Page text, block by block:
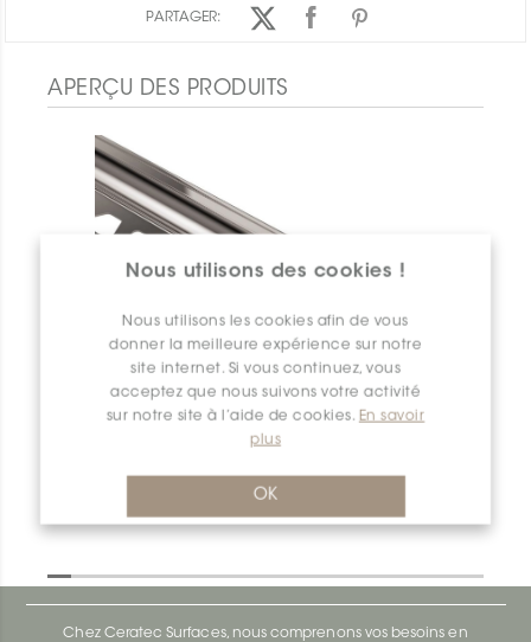
Nous utilisons des cookies !
Nous utilisons les cookies afin de vous
donner la meilleure expérience sur notre
site internet. Si vous continuez, vous
acceptez que nous suivons votre activité
sur notre site à l’aide de cookies. En savoir
plus
OK
PARTAGER:
APERÇU DES PRODUITS
Dilex-Ahk I90/AHK1S/TSR
Dilex-Ahk AHK1S100ACG
Chez Ceratec Surfaces, nous comprenons vos besoins en